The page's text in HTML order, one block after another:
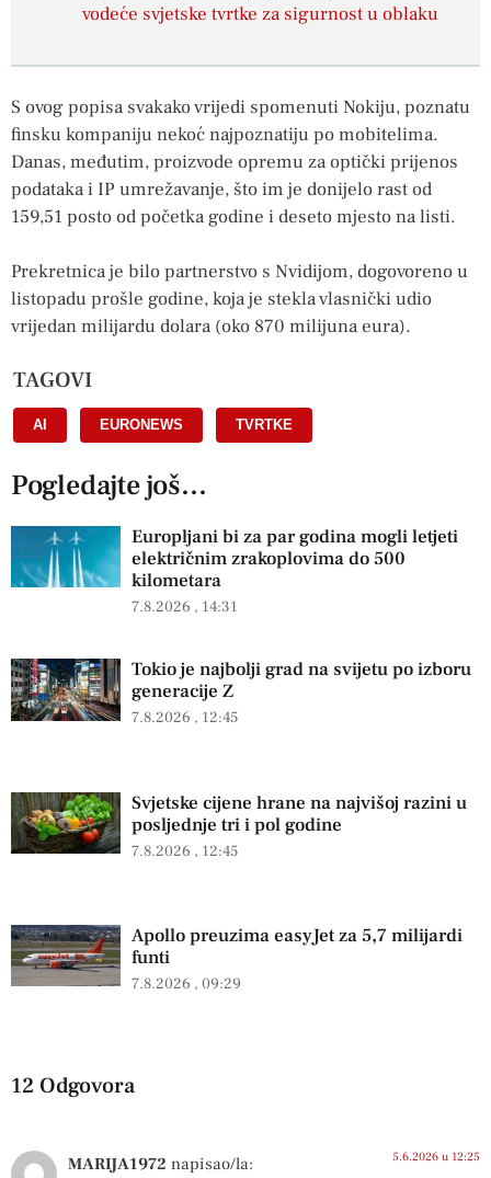
vodeće svjetske tvrtke za sigurnost u oblaku
S ovog popisa svakako vrijedi spomenuti Nokiju, poznatu
finsku kompaniju nekoć najpoznatiju po mobitelima.
Danas, međutim, proizvode opremu za optički prijenos
podataka i IP umrežavanje, što im je donijelo rast od
159,51 posto od početka godine i deseto mjesto na listi.
Prekretnica je bilo partnerstvo s Nvidijom, dogovoreno u
listopadu prošle godine, koja je stekla vlasnički udio
vrijedan milijardu dolara (oko 870 milijuna eura).
TAGOVI
AI EURONEWS TVRTKE
Pogledajte još...
Europljani bi za par godina mogli letjeti
električnim zrakoplovima do 500
kilometara
7.8.2026 14:31
Tokio je najbolji grad na svijetu po izboru
generacije Z
7.8.2026 12:45
Svjetske cijene hrane na najvišoj razini u
posljednje tri i pol godine
7.8.2026 12:45
Apollo preuzima easyJet za 5,7 milijardi
funti
7.8.2026 09:29
12 Odgovora
MARIJA1972 napisao/la: 5.6.2026 u 12:25